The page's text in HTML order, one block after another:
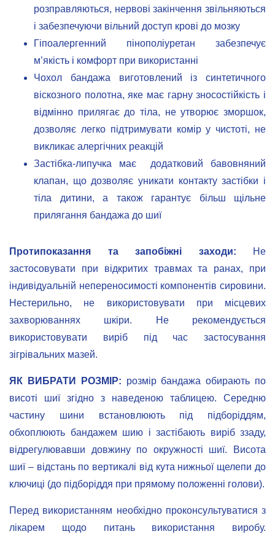
розправляються, нервові закінчення звільняються
і забезпечуючи вільний доступ крові до мозку
Гіпоалергенний пінополіуретан забезпечує
м’якість і комфорт при використанні
Чохол бандажа виготовлений із синтетичного
віскозного полотна, яке має гарну зносостійкість і
відмінно прилягає до тіла, не утворює зморшок,
дозволяє легко підтримувати комір у чистоті, не
викликає алергічних реакцій
Застібка-липучка має додатковий бавовняний
клапан, що дозволяє уникати контакту застібки і
тіла дитини, а також гарантує більш щільне
прилягання бандажа до шиї
Протипоказання та запобіжні заходи: Не
застосовувати при відкритих травмах та ранах, при
індивідуальній непереносимості компонентів сировини.
Нестерильно, не використовувати при місцевих
захворюваннях шкіри. Не рекомендується
використовувати виріб під час застосування
зігрівальних мазей.
ЯК ВИБРАТИ РОЗМІР: розмір бандажа обирають по
висоті шиї згідно з наведеною таблицею. Середню
частину шини встановлюють під підборіддям,
обхоплюють бандажем шию і застібають виріб ззаду,
відрегулювавши довжину по окружності шиї. Висота
шиї – відстань по вертикалі від кута нижньої щелепи до
ключиці (до підборіддя при прямому положенні голови).
Перед використанням необхідно проконсультуватися з
лікарем щодо питань використання виробу.